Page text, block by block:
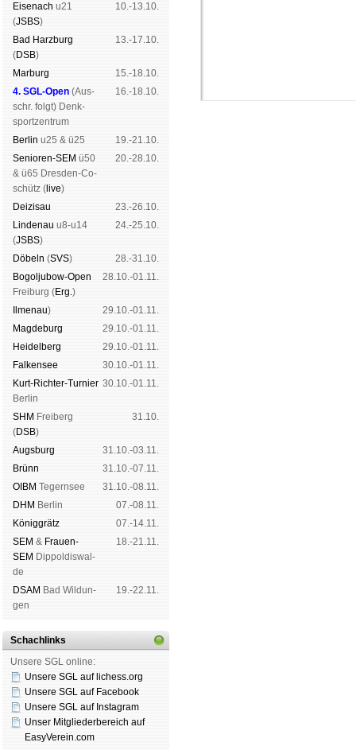
Eise­nach u21
(JSBS)
10.-13.10.
Bad Harz­burg
(DSB)
13.-17.10.
Mar­burg
15.-18.10.
4. SGL-Open (Aus­
schr. folgt) Denk­
sport­zen­trum
16.-18.10.
Ber­lin u25 & ü25
19.-21.10.
Senioren-SEM ü50
& ü65 Dres­den-Co­
schütz ( live)
20.-28.10.
Dei­zi­sau
23.-26.10.
Lin­de­nau u8-u14
(JSBS)
24.-25.10.
Dö­beln (SVS)
28.-31.10.
Bogoljubow-Open
Frei­burg (Erg.)
28.10.-01.11.
Il­me­nau)
29.10.-01.11.
Mag­de­burg
29.10.-01.11.
Hei­del­berg
29.10.-01.11.
Fal­ken­see
30.10.-01.11.
Kurt-Rich­ter-Tur­nier
Ber­lin
30.10.-01.11.
SHM Frei­berg
(DSB)
31.10.
Augs­burg
31.10.-03.11.
Brünn
31.10.-07.11.
OIBM Tegern­see
31.10.-08.11.
DHM Ber­lin
07.-08.11.
König­grätz
07.-14.11.
SEM & Frauen-
SEM Dip­pol­dis­wal­
de
18.-21.11.
DSAM Bad Wil­dun­
gen
19.-22.11.
Schachlinks
Unsere SGL online:
Unsere SGL auf li­chess.org
Unsere SGL auf Face­book
Unsere SGL auf Insta­gram
Unser Mitgliederbereich auf
EasyVerein.com